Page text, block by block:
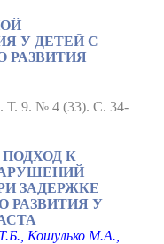
У ДЕТЕЙ С
РАЗВИТИЯ
Т. 9. № 4 (33). С. 34-
К
ЗАДЕРЖКЕ
РАЗВИТИЯ У
Кошулько М.А.,